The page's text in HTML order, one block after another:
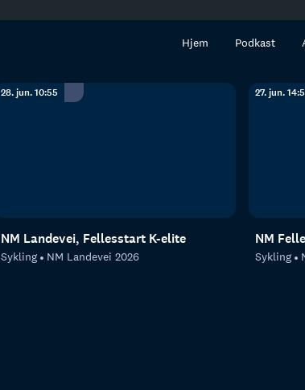
innhold
Hjem Podkast
28. jun. 10:55
NM Landevei, Fellesstart K-elite
Sykling NM Landevei 2026
27. jun.
NM
Sykling